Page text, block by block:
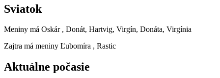
Sviatok
Meniny má Oskár , Donát, Hartvig, Virgín, Donáta, Virgínia
Zajtra má meniny Ľubomíra , Rastic
Aktuálne počasie